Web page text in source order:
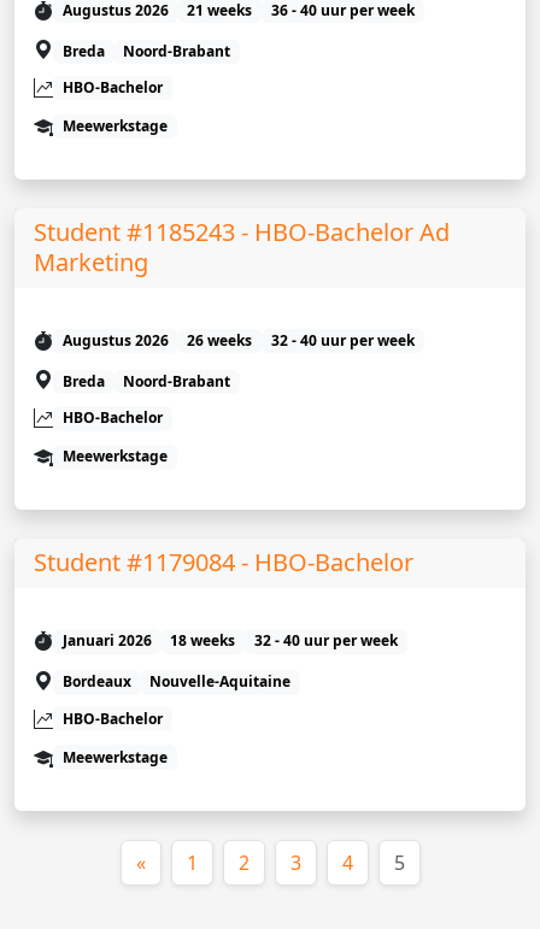
Augustus 2026 21 weeks
36 - 40 uur per week
Breda
Noord-Brabant
HBO-Bachelor
Meewerkstage
Student #1185243 - HBO-Bachelor Ad
Marketing
Augustus 2026 26 weeks
32 - 40 uur per week
Breda
Noord-Brabant
HBO-Bachelor
Meewerkstage
Student #1179084 - HBO-Bachelor
Januari 2026 18 weeks
32 - 40 uur per week
Bordeaux
Nouvelle-Aquitaine
HBO-Bachelor
Meewerkstage
« 1 2 3 4 5(huidige)